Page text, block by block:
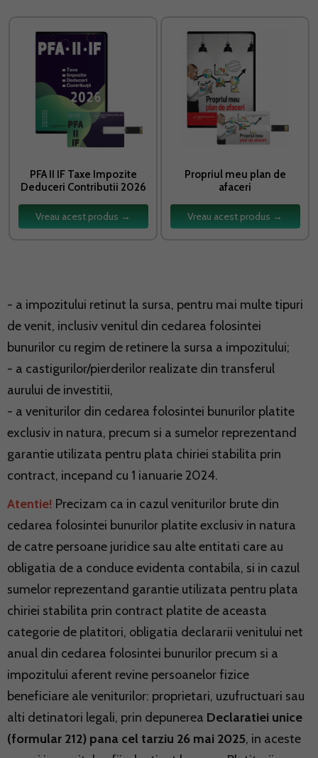
PFA II IF Taxe Impozite
Deduceri Contributii 2026
Vreau acest produs →
Propriul meu plan de
afaceri
Vreau acest produs →
- a impozitului retinut la sursa, pentru mai multe tipuri
de venit, inclusiv venitul din cedarea folosintei
bunurilor cu regim de retinere la sursa a impozitului;
- a castigurilor/pierderilor realizate din transferul
aurului de investitii,
- a veniturilor din cedarea folosintei bunurilor platite
exclusiv in natura, precum si a sumelor reprezentand
garantie utilizata pentru plata chiriei stabilita prin
contract, incepand cu 1 ianuarie 2024.
Atentie! Precizam ca in cazul veniturilor brute din
cedarea folosintei bunurilor platite exclusiv in natura
de catre persoane juridice sau alte entitati care au
obligatia de a conduce evidenta contabila, si in cazul
sumelor reprezentand garantie utilizata pentru plata
chiriei stabilita prin contract platite de aceasta
categorie de platitori, obligatia declararii venitului net
anual din cedarea folosintei bunurilor precum si a
impozitului aferent revine persoanelor fizice
beneficiare ale veniturilor: proprietari, uzufructuari sau
alti detinatori legali, prin depunerea Declaratiei unice
(formular 212) pana cel tarziu 26 mai 2025, in aceste